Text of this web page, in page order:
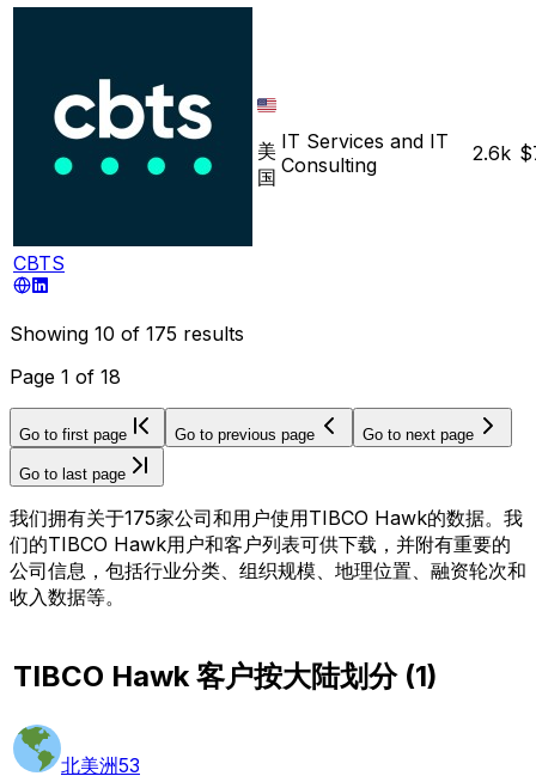
CBTS
美
国
IT Services and IT
Consulting
2.6k
Showing 10 of 175 results
Page 1 of 18
Go to first page Go to previous page Go to next page
Go to last page
我们拥有关于175家公司和用户使用TIBCO Hawk的数据。我
们的TIBCO Hawk用户和客户列表可供下载，并附有重要的
公司信息，包括行业分类、组织规模、地理位置、融资轮次和
收入数据等。
TIBCO Hawk 客户按大陆划分(1)
北美洲53